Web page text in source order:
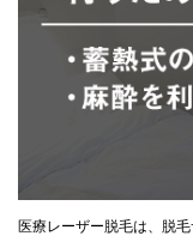
医療レーザー脱毛は、脱